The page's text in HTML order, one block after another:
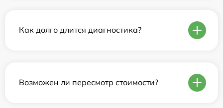
Как долго длится диагностика?
Возможен ли пересмотр стоимости?